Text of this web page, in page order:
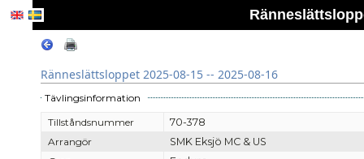
Ränneslättsloppet 2025-08-15 -- 2025-08-16
Tävlingsinformation
Tillståndsnummer
70-378
Arrangör
SMK Eksjö MC & US